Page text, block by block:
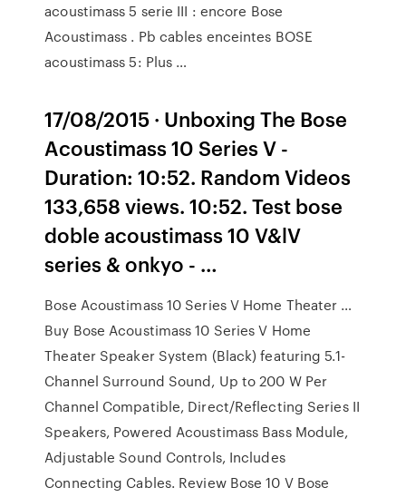
acoustimass 5 serie III : encore Bose
Acoustimass . Pb cables enceintes BOSE
acoustimass 5: Plus …
17/08/2015 · Unboxing The Bose
Acoustimass 10 Series V -
Duration: 10:52. Random Videos
133,658 views. 10:52. Test bose
doble acoustimass 10 V&lV
series & onkyo - …
Bose Acoustimass 10 Series V Home Theater …
Buy Bose Acoustimass 10 Series V Home
Theater Speaker System (Black) featuring 5.1-
Channel Surround Sound, Up to 200 W Per
Channel Compatible, Direct/Reflecting Series II
Speakers, Powered Acoustimass Bass Module,
Adjustable Sound Controls, Includes
Connecting Cables. Review Bose 10 V Bose